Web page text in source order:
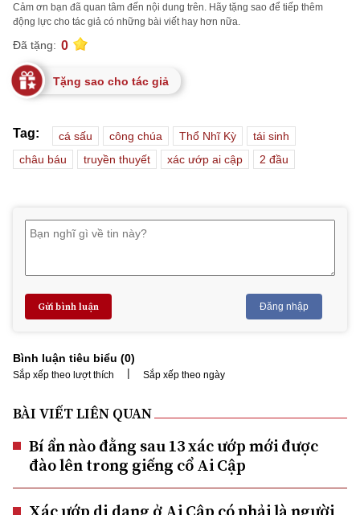
Cảm ơn bạn đã quan tâm đến nội dung trên. Hãy tặng sao để tiếp thêm
động lực cho tác giả có những bài viết hay hơn nữa.
Đã tặng: 0
Tặng sao cho tác giả
Tag: cá sấu công chúa Thổ Nhĩ Kỳ
tái sinh
châu báu
truyền thuyết xác ướp ai cập 2 đầu
Gửi bình luận Đăng nhập
Bình luận tiêu biểu (0)
Sắp xếp theo lượt thích | Sắp xếp theo ngày
BÀI VIẾT LIÊN QUAN
Bí ẩn nào đằng sau 13 xác ướp mới được
đào lên trong giếng cổ Ai Cập